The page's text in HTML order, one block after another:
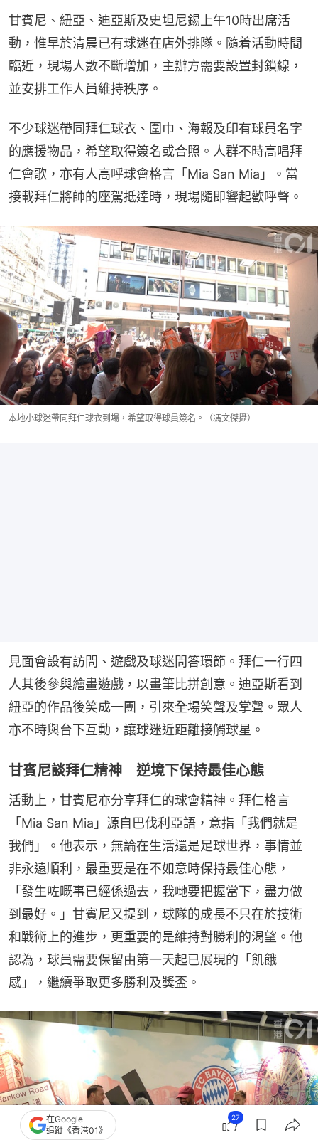
甘賓尼、紐亞、迪亞斯及史坦尼錫上午10時出席活
動，惟早於清晨已有球迷在店外排隊。隨着活動時間
臨近，現場人數不斷增加，主辦方需要設置封鎖線，
並安排工作人員維持秩序。
不少球迷帶同拜仁球衣、圍巾、海報及印有球員名字
的應援物品，希望取得簽名或合照。人群不時高唱拜
仁會歌，亦有人高呼球會格言「Mia San Mia」。當
接載拜仁將帥的座駕抵達時，現場隨即響起歡呼聲。
本地小球迷帶同拜仁球衣到場，希望取得球員簽名。（馮文傑攝）
見面會設有訪問、遊戲及球迷問答環節。拜仁一行四
人其後參與繪畫遊戲，以畫筆比拼創意。迪亞斯看到
紐亞的作品後笑成一團，引來全場笑聲及掌聲。眾人
亦不時與台下互動，讓球迷近距離接觸球星。
甘賓尼談拜仁精神 逆境下保持最佳心態
活動上，甘賓尼亦分享拜仁的球會精神。拜仁格言
「Mia San Mia」源自巴伐利亞語，意指「我們就是
我們」。他表示，無論在生活還是足球世界，事情並
非永遠順利，最重要是在不如意時保持最佳心態，
「發生咗嘅事已經係過去，我哋要把握當下，盡力做
到最好。」甘賓尼又提到，球隊的成長不只在於技術
和戰術上的進步，更重要的是維持對勝利的渴望。他
認為，球員需要保留由第一天起已展現的「飢餓
感」，繼續爭取更多勝利及獎盃。
在Google
追蹤《香港01》
27